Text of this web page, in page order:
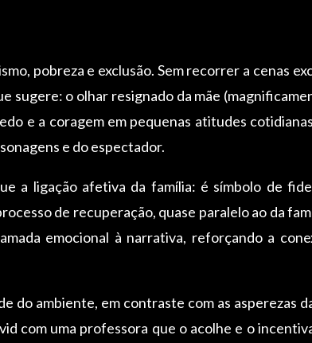
pobreza e exclusão. Sem recorrer a cenas
sugere: o olhar resignado da mãe
e a coragem em pequenas atitudes
e do espectador.
a ligação afetiva da família: é símbolo de
de recuperação, quase paralelo ao da
emocional à narrativa, reforçando a
ambiente, em contraste com as asperezas
com uma professora que o acolhe e o